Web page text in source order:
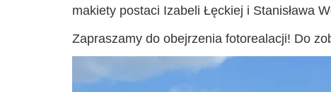
makiety postaci Izabeli Łęckiej i Stanisława
Zapraszamy do obejrzenia fotorealacji! Do